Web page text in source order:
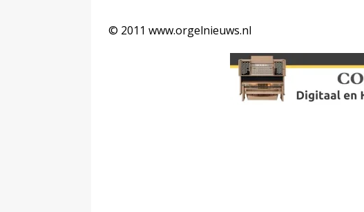
© 2011 www.orgelnieuws.nl